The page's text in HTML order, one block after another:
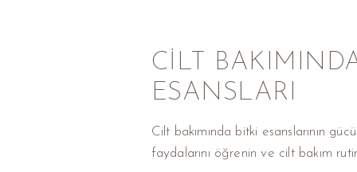
CILT
ESANSLARI
Cilt bakımında bitki esanslarının
faydalarını öğrenin ve cilt bakım